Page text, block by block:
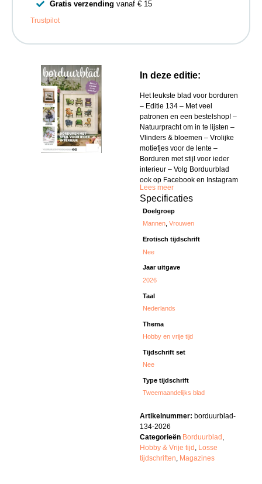
In deze editie:
Het leukste blad voor borduren
– Editie 134 – Met veel
patronen en een bestelshop! –
Natuurpracht om in te lijsten –
Vlinders & bloemen – Vrolijke
motiefjes voor de lente –
Borduren met stijl voor ieder
interieur – Volg Borduurblad
ook op Facebook en Instagram
Lees meer
Specificaties
Doelgroep
Mannen,Vrouwen
Erotisch tijdschrift
Nee
Jaar uitgave
2026
Taal
Nederlands
Thema
Hobby en vrije tijd
Tijdschrift set
Nee
Type tijdschrift
Tweemaandelijks blad
Artikelnummer: borduurblad-
134-2026
Categorieën Borduurblad ,
Hobby & Vrije tijd , Losse
tijdschriften, Magazines
Gratis verzending vanaf € 15
Trustpilot